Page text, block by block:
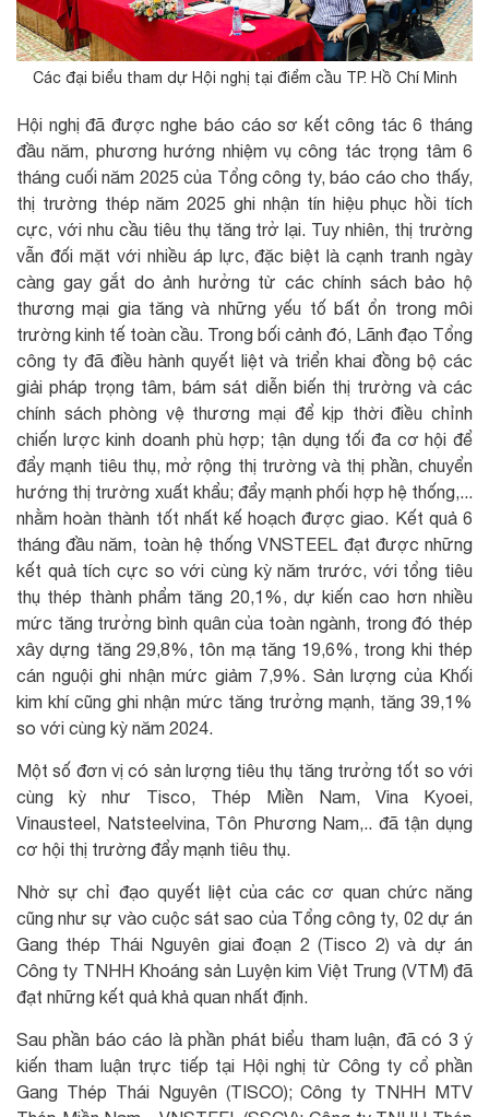
Các đại biểu tham dự Hội nghị tại điểm cầu TP. Hồ Chí Minh
Hội nghị đã được nghe báo cáo sơ kết công tác 6 tháng
đầu năm, phương hướng nhiệm vụ công tác trọng tâm 6
tháng cuối năm 2025 của Tổng công ty, báo cáo cho thấy,
thị trường thép năm 2025 ghi nhận tín hiệu phục hồi tích
cực, với nhu cầu tiêu thụ tăng trở lại. Tuy nhiên, thị trường
vẫn đối mặt với nhiều áp lực, đặc biệt là cạnh tranh ngày
càng gay gắt do ảnh hưởng từ các chính sách bảo hộ
thương mại gia tăng và những yếu tố bất ổn trong môi
trường kinh tế toàn cầu. Trong bối cảnh đó, Lãnh đạo Tổng
công ty đã điều hành quyết liệt và triển khai đồng bộ các
giải pháp trọng tâm, bám sát diễn biến thị trường và các
chính sách phòng vệ thương mại để kịp thời điều chỉnh
chiến lược kinh doanh phù hợp; tận dụng tối đa cơ hội để
đẩy mạnh tiêu thụ, mở rộng thị trường và thị phần, chuyển
hướng thị trường xuất khẩu; đẩy mạnh phối hợp hệ thống,...
nhằm hoàn thành tốt nhất kế hoạch được giao. Kết quả 6
tháng đầu năm, toàn hệ thống VNSTEEL đạt được những
kết quả tích cực so với cùng kỳ năm trước, với tổng tiêu
thụ thép thành phẩm tăng 20,1%, dự kiến cao hơn nhiều
mức tăng trưởng bình quân của toàn ngành, trong đó thép
xây dựng tăng 29,8%, tôn mạ tăng 19,6%, trong khi thép
cán nguội ghi nhận mức giảm 7,9%. Sản lượng của Khối
kim khí cũng ghi nhận mức tăng trưởng mạnh, tăng 39,1%
so với cùng kỳ năm 2024.
Một số đơn vị có sản lượng tiêu thụ tăng trưởng tốt so với
cùng kỳ như Tisco, Thép Miền Nam, Vina Kyoei,
Vinausteel, Natsteelvina, Tôn Phương Nam,.. đã tận dụng
cơ hội thị trường đẩy mạnh tiêu thụ.
Nhờ sự chỉ đạo quyết liệt của các cơ quan chức năng
cũng như sự vào cuộc sát sao của Tổng công ty, 02 dự án
Gang thép Thái Nguyên giai đoạn 2 (Tisco 2) và dự án
Công ty TNHH Khoáng sản Luyện kim Việt Trung (VTM) đã
đạt những kết quả khả quan nhất định.
Sau phần báo cáo là phần phát biểu tham luận, đã có 3 ý
kiến tham luận trực tiếp tại Hội nghị từ Công ty cổ phần
Gang Thép Thái Nguyên (TISCO); Công ty TNHH MTV